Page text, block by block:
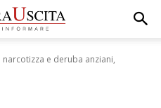
e deruba anziani,